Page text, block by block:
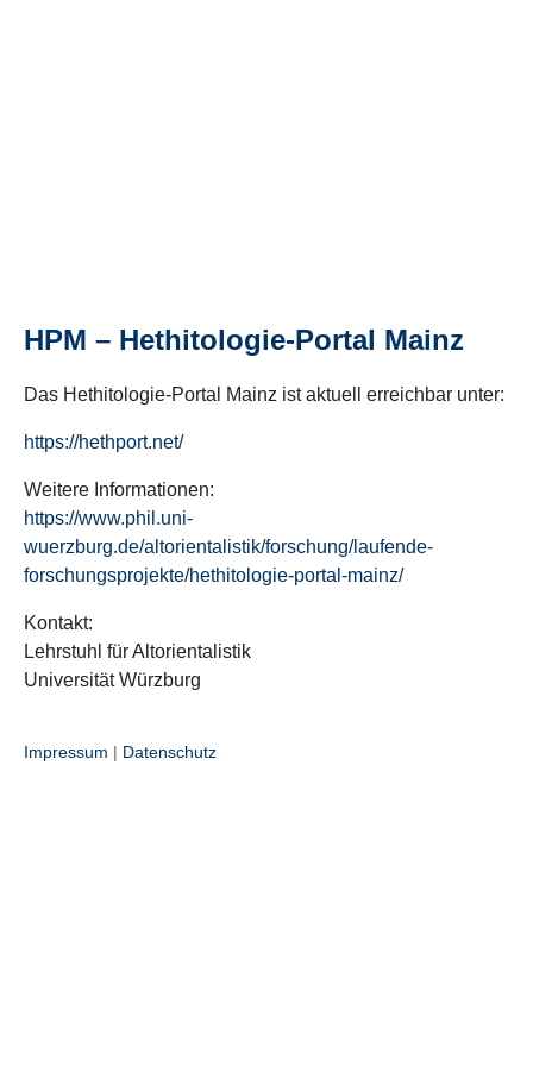
HPM – Hethitologie-Portal Mainz
Das Hethitologie-Portal Mainz ist aktuell erreichbar unter:
https://hethport.net/
Weitere Informationen:
https://www.phil.uni-
wuerzburg.de/altorientalistik/forschung/laufende-
forschungsprojekte/hethitologie-portal-mainz/
Kontakt:
Lehrstuhl für Altorientalistik
Universität Würzburg
Impressum | Datenschutz